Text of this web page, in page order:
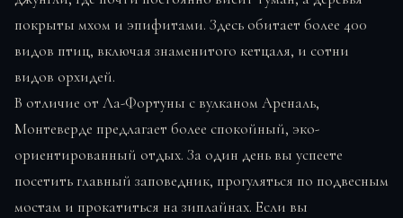
покрыты мхом и эпифитами. Здесь обитает более 400
видов птиц, включая знаменитого кетцаля, и сотни
видов орхидей.
В отличие от Ла-Фортуны с вулканом Ареналь,
Монтеверде предлагает более спокойный, эко-
ориентированный отдых. За один день вы успеете
посетить главный заповедник, прогуляться по подвесным
мостам и прокатиться на зиплайнах. Если вы